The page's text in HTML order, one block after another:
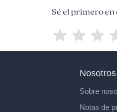
Sé el primero
Nosotros
Sobre
Notas de